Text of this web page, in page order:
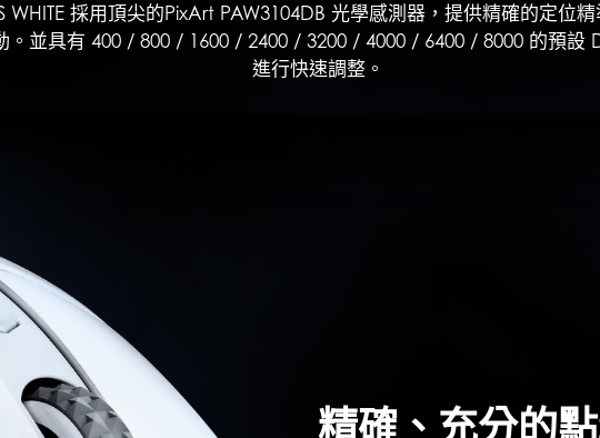
WHITE 採用頂尖的PixArt PAW3104DB 光學感測器，提供精確的定位
。並具有 400 / 800 / 1600 / 2400 / 3200 / 4000 / 6400 / 8000 的預設
進行快速調整。
精確、充分的